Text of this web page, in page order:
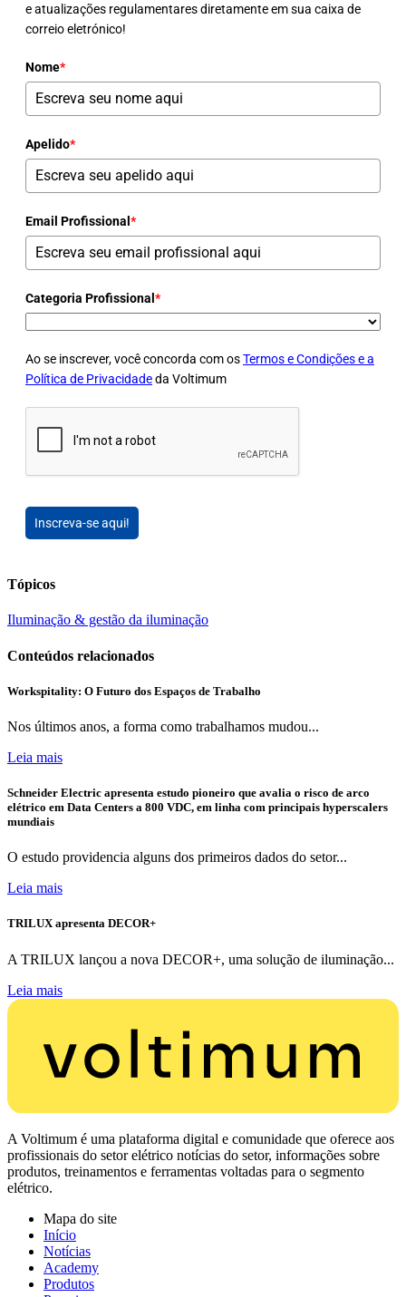
e atualizações regulamentares diretamente em sua caixa de
correio eletrónico!
Nome*
Apelido*
Email Profissional *
Categoria Profissional *
Ao se inscrever, você concorda com osTermos e Condições e a
Política de Privacidadeda Voltimum
Inscreva-se aqui!
Tópicos
Iluminação & gestão da iluminação
Conteúdos relacionados
Workspitality: O Futuro dos Espaços de Trabalho
Nos últimos anos, a forma como trabalhamos mudou...
Leia mais
Schneider Electric apresenta estudo pioneiro que avalia o risco de arco
elétrico em Data Centers a 800 VDC, em linha com principais hyperscalers
mundiais
O estudo providencia alguns dos primeiros dados do setor...
Leia mais
TRILUX apresenta DECOR+
A TRILUX lançou a nova DECOR+, uma solução de iluminação...
Leia mais
A Voltimum é uma plataforma digital e comunidade que oferece aos
profissionais do setor elétrico notícias do setor, informações sobre
produtos, treinamentos e ferramentas voltadas para o segmento
elétrico.
Mapa do site
Início
Notícias
Academy
Produtos